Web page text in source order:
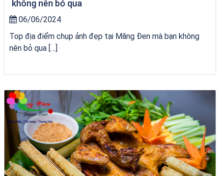
không nên bỏ qua
06/06/2024
Top địa điểm chụp ảnh đẹp tại Măng Đen mà bạn không
nên bỏ qua […]
Tour Sóc Trăng Phú Yên